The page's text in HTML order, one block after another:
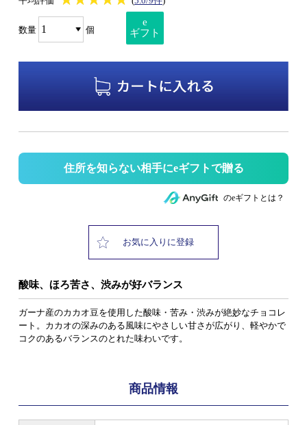
数量 個
e
ギフト
住所を知らない相手にeギフトで贈る
のeギフトとは？
お気に入りに登録
酸味、ほろ苦さ、渋みが好バランス
ガーナ産のカカオ豆を使用した酸味・苦み・渋みが絶妙なチョコレ
ート。カカオの深みのある風味にやさしい甘さが広がり、軽やかで
コクのあるバランスのとれた味わいです。
商品情報